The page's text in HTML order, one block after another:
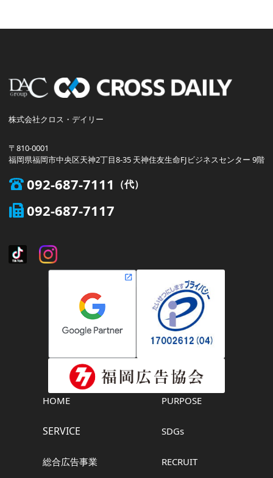
株式会社クロス・デイリー
〒810-0001
福岡県福岡市中央区天神2丁目8-35 天神住友生命FJビジネスセンター 9階
092-687-7111
092-687-7117
HOME
SERVICE
総合広告事業
PURPOSE
SDGs
RECRUIT